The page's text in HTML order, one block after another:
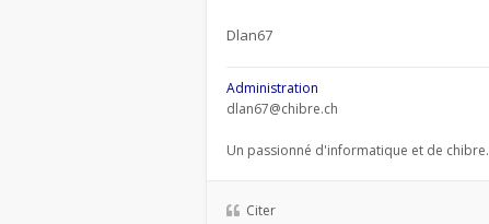
Dlan67
Administration
dlan67@chibre.ch
Un passionné d'informatique et de chibre.
Citer